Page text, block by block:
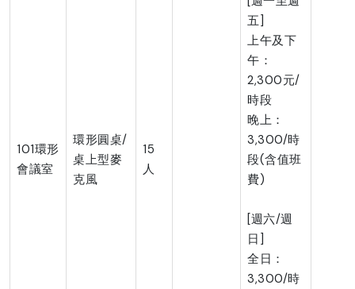
101環形
會議室
環形圓桌/
桌上型麥
克風
15
人
五]
上午及下
午：
2,300元/
時段
晚上：
3,300/時
段(含值班
費)
[週六/週
日]
全日：
3,300/時